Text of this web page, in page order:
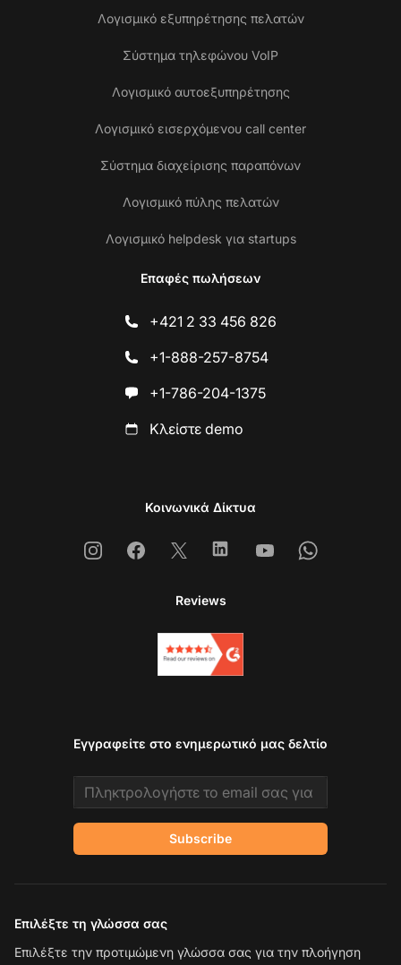
Λογισμικό εξυπηρέτησης πελατών
Σύστημα τηλεφώνου VoIP
Λογισμικό αυτοεξυπηρέτησης
Λογισμικό εισερχόμενου call center
Σύστημα διαχείρισης παραπόνων
Λογισμικό πύλης πελατών
Λογισμικό helpdesk για startups
Επαφές πωλήσεων
+421 2 33 456 826
+1-888-257-8754
+1-786-204-1375
Κλείστε demo
Κοινωνικά Δίκτυα
InstagramFacebook
X LinkedinYoutubeWhatsapp
Reviews
Εγγραφείτε στο ενημερωτικό μας δελτίο
Email address
Subscribe
Επιλέξτε τη γλώσσα σας
Επιλέξτε την προτιμώμενη γλώσσα σας για την πλοήγηση